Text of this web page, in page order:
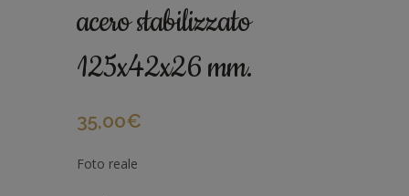
acero stabilizzato
125x42x26 mm.
35,00€
Foto reale